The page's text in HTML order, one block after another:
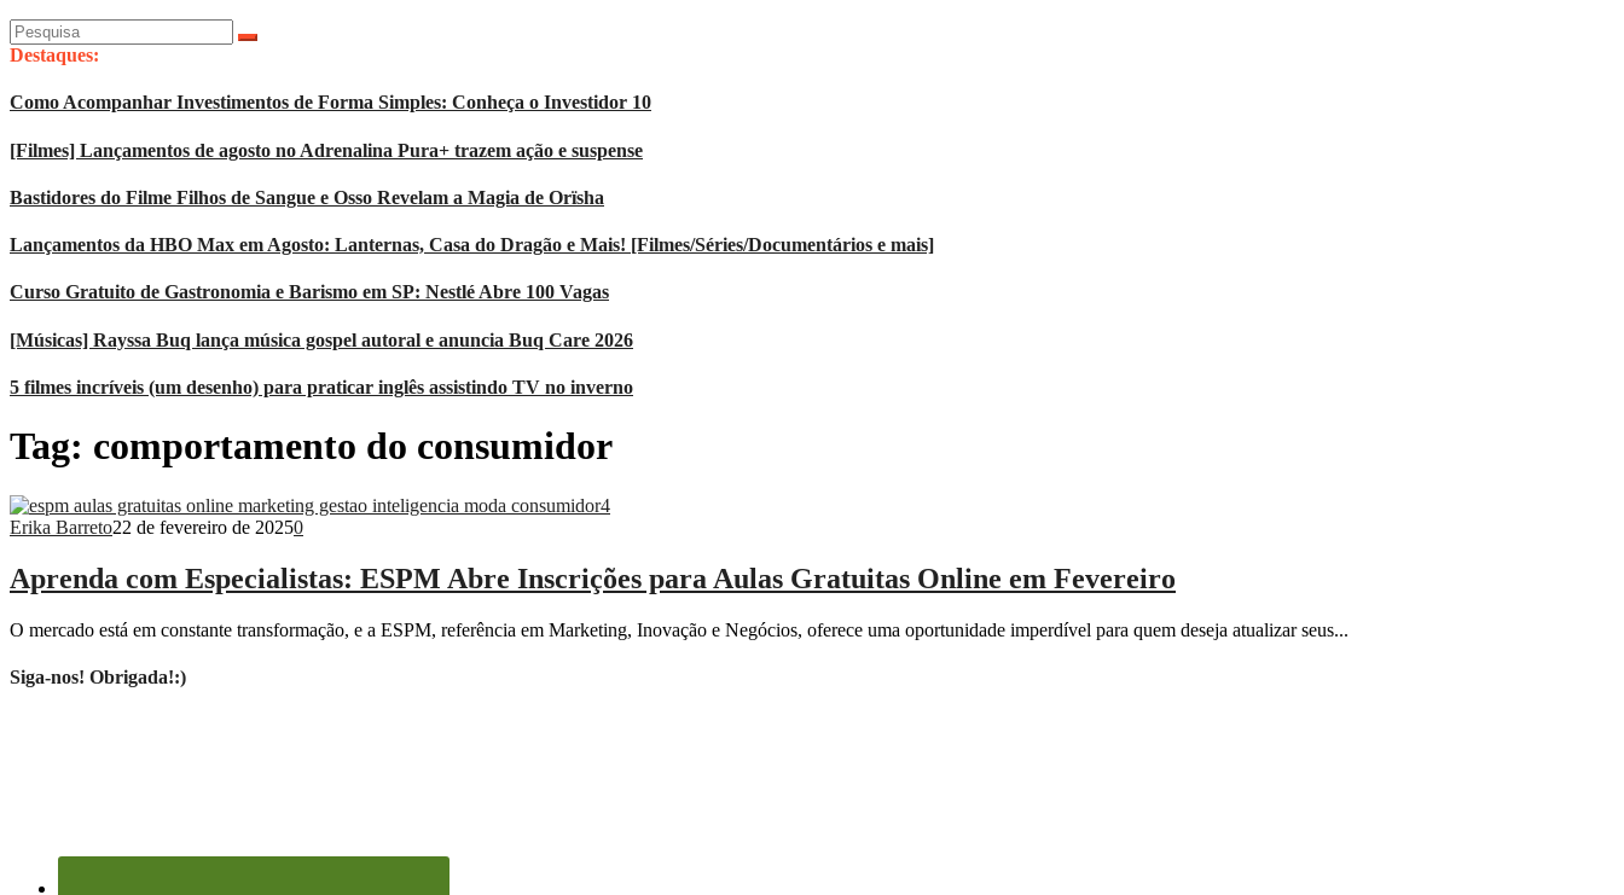
Pesquisar
por:
Destaques:
Como Acompanhar Investimentos de Forma Simples: Conheça o Investidor 10
[Filmes] Lançamentos de agosto no Adrenalina Pura+ trazem ação e suspense
Bastidores do Filme Filhos de Sangue e Osso Revelam a Magia de Orïsha
Lançamentos da HBO Max em Agosto: Lanternas, Casa do Dragão e Mais! [Filmes/Séries/Documentários e mais]
Curso Gratuito de Gastronomia e Barismo em SP: Nestlé Abre 100 Vagas
[Músicas] Rayssa Buq lança música gospel autoral e anuncia Buq Care 2026
5 filmes incríveis (um desenho) para praticar inglês assistindo TV no inverno
Tag: comportamento do consumidor
Erika Barreto22 de fevereiro de 20250
Aprenda com Especialistas: ESPM Abre Inscrições para Aulas Gratuitas Online em Fevereiro
O mercado está em constante transformação, e a ESPM, referência em Marketing, Inovação e Negócios, oferece uma oportunidade imperdível para quem deseja atualizar seus...
Siga-nos! Obrigada!:)